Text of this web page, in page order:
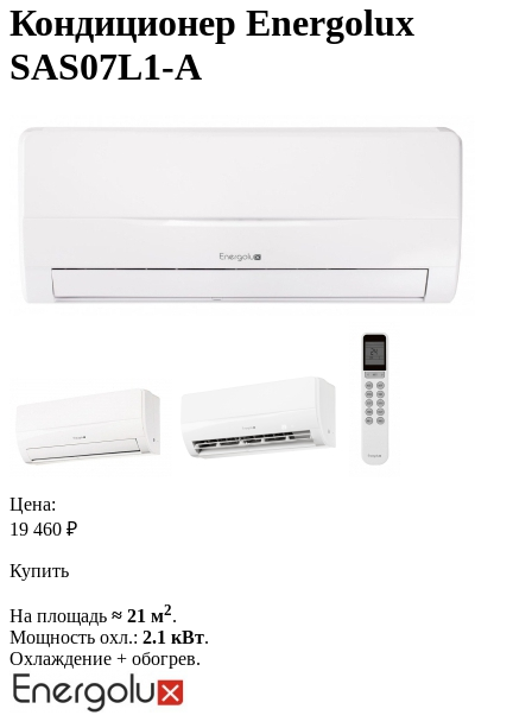
Кондиционер Energolux
SAS07L1-A
Цена:
19 460 ₽
Купить
На площадь ≈ 21 м2.
Мощность охл.: 2.1 кВт.
Охлаждение + обогрев.